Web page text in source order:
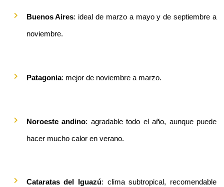
Buenos Aires: ideal de marzo a mayo y de septiembre a
noviembre.
Patagonia: mejor de noviembre a marzo.
Noroeste andino: agradable todo el año, aunque puede
hacer mucho calor en verano.
Cataratas del Iguazú: clima subtropical, recomendable